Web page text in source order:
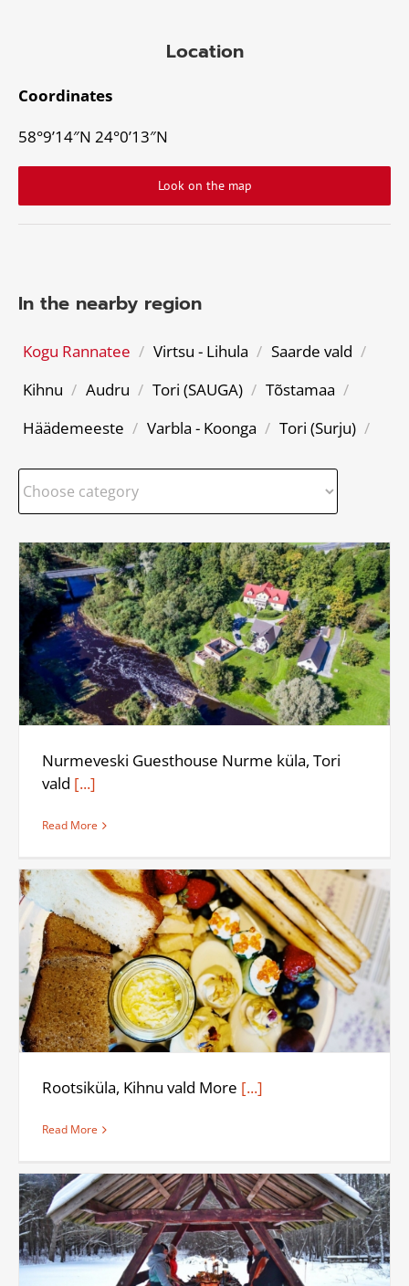
Location
Coordinates
58°9’14″N 24°0’13″N
Look on the map
In the nearby region
Kogu Rannatee / Virtsu - Lihula / Saarde vald /
Kihnu / Audru / Tori (SAUGA) / Tõstamaa /
Häädemeeste / Varbla - Koonga / Tori (Surju) /
Nurmeveski Guesthouse Nurme küla, Tori
vald [...]
Read More
Rootsiküla, Kihnu vald More [...]
Read More